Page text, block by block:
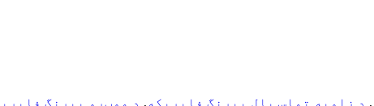
, د زاویه تماس بال بیرنگ فابریکه , د موټرو بیرنگ